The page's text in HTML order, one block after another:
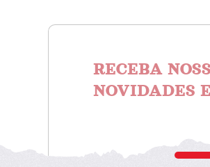
RECEBA
NOVIDADES